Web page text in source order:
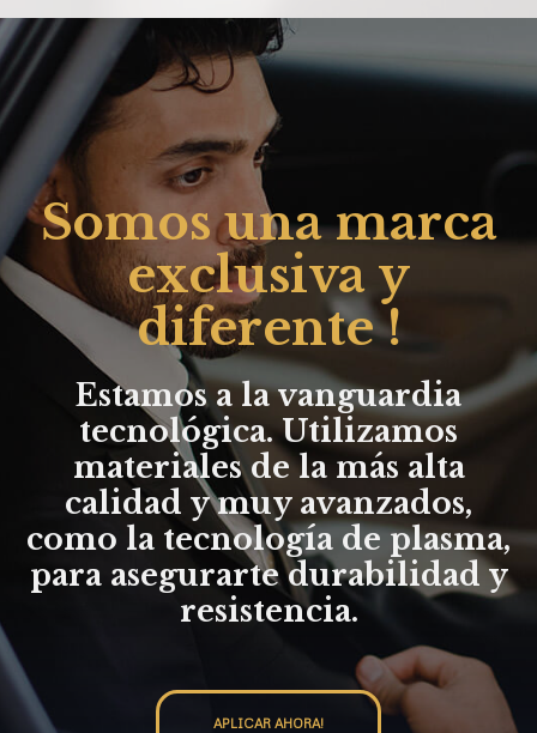
Somos una marca
exclusiva y
diferente !
Estamos a la vanguardia
tecnológica. Utilizamos
materiales de la más alta
calidad y muy avanzados,
como la tecnología de plasma,
para asegurarte durabilidad y
resistencia.
APLICAR AHORA!